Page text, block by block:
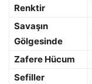
Renktir
Savaşın
Gölgesinde
Zafere Hücum
Sefiller